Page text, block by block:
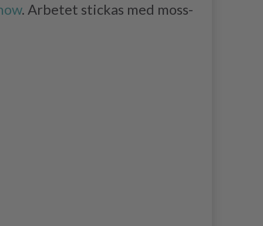
. Arbetet stickas med moss-